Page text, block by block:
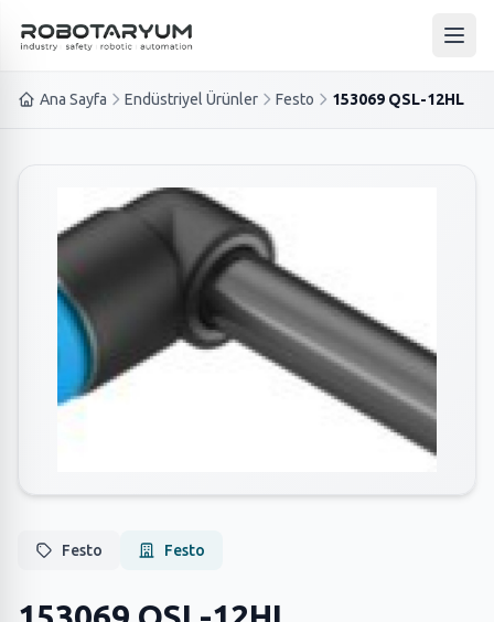
Ana içeriğe geç
Ana
Ana Sayfa Endüstriyel Ürünler Festo 153069 QSL-12HL
Festo Festo